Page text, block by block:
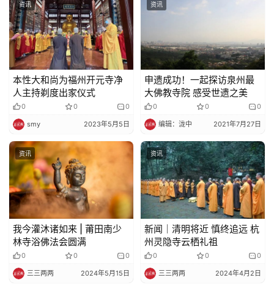
资讯
本性大和尚为福州开元寺净
人主持剃度出家仪式
0 0 0
smy 2023年5月5日
资讯
申遗成功！一起探访泉州最
大佛教寺院 感受世遗之美
0 0 0
编辑：泷中 2021年7月27日
资讯
我今灌沐诸如来 | 莆田南少
林寺浴佛法会​圆满
0 0 0
三三两两 2024年5月15日
资讯
新闻｜清明将近 慎终追远 杭
州灵隐寺云栖礼祖
0 0 0
三三两两 2024年4月2日